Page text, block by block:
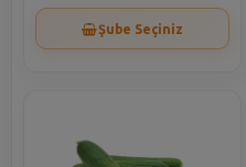
Şube Seçiniz